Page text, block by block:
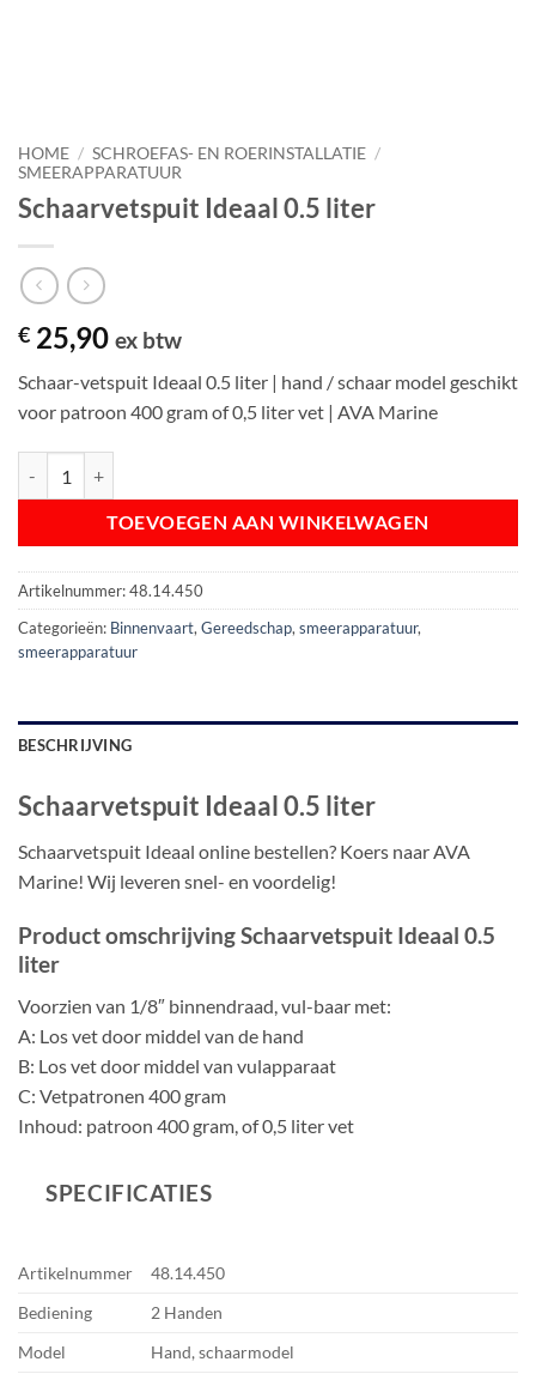
HOME / SCHROEFAS- EN ROERINSTALLATIE /
SMEERAPPARATUUR
Schaarvetspuit Ideaal 0.5 liter
€ 25,90 ex btw
Schaar-vetspuit Ideaal 0.5 liter | hand / schaar model geschikt
voor patroon 400 gram of 0,5 liter vet | AVA Marine
TOEVOEGEN AAN WINKELWAGEN
Artikelnummer:48.14.450
Categorieën: Binnenvaart, Gereedschap, smeerapparatuur,
smeerapparatuur
BESCHRIJVING
Schaarvetspuit Ideaal 0.5 liter
Schaarvetspuit Ideaal online bestellen? Koers naar AVA
Marine! Wij leveren snel- en voordelig!
Product omschrijving Schaarvetspuit Ideaal 0.5
liter
Voorzien van 1/8″ binnendraad, vul-baar met:
A: Los vet door middel van de hand
B: Los vet door middel van vulapparaat
C: Vetpatronen 400 gram
Inhoud: patroon 400 gram, of 0,5 liter vet
SPECIFICATIES
Artikelnummer
48.14.450
Bediening
2 Handen
Model
Hand, schaarmodel